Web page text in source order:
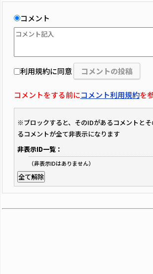
コメント
利用規約に同意
コメントをする前にコメント利用規約を
※ブロックすると、そのIDがあるコメントと
るコメントが全て非表示になります
非表示ID一覧：
（非表示IDはありません）
全て解除